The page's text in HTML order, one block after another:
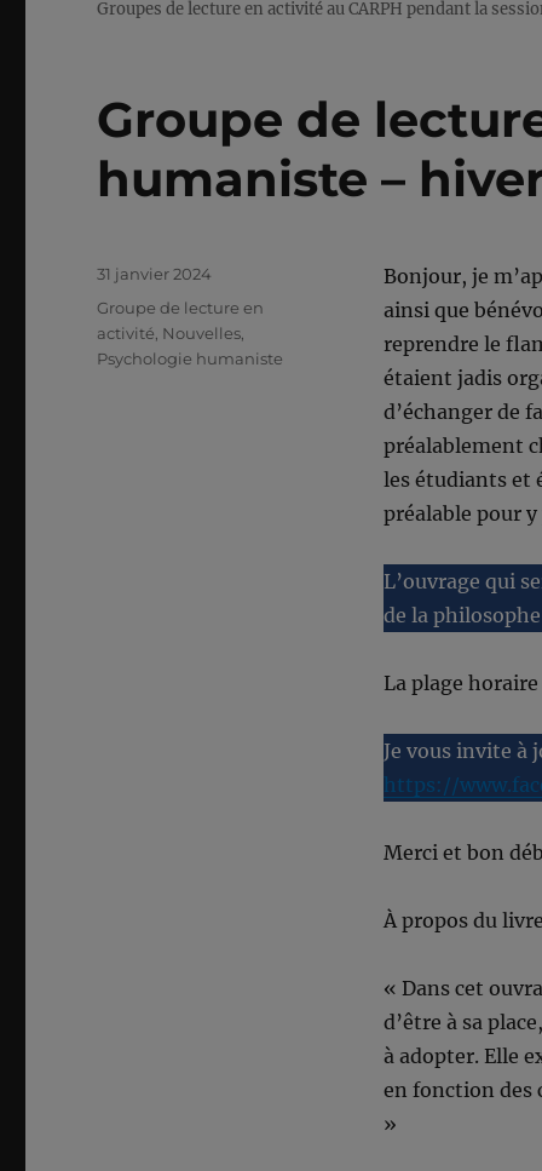
Groupes de lecture en activité au CARPH pendant la
Groupe de
humaniste –
Bonjour, je
ainsi que
reprendre le
étaient jadis
d’échanger de
préalablement
les étudiants et
préalable pour
L’ouvrage qui
de la
La plage
Je vous invite à
https://
Merci et bon
À propos du
« Dans cet
d’être à sa
à adopter. Elle
en fonction des
»
Publié
31 janvier 2024
Catégories
Groupe de lecture en
activité Nouvelles
Psychologie humaniste